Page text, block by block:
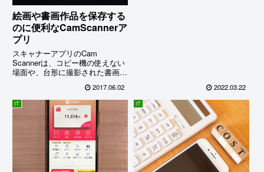
絵画や書画作品を保存する
のに便利なCamScannerア
プリ
スキャナーアプリのCam
Scannerは、コピー機の使えない
場面や、台形に撮影された書画作
できてとっても便利。…2017.06.02 2022.03.22
IT IT